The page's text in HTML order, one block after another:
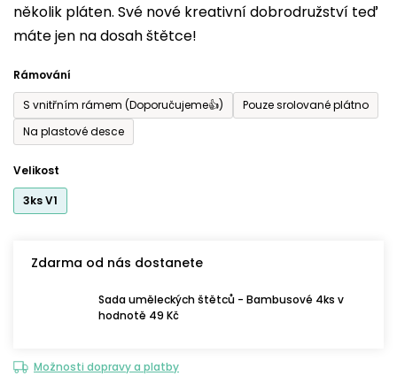
několik pláten. Své nové kreativní dobrodružství teď
máte jen na dosah štětce!
Rámování
S vnitřním rámem (Doporučujeme👍)
Pouze srolované plátno
Na plastové desce
Velikost
3ks V1
Zdarma od nás dostanete
Sada uměleckých štětců - Bambusové 4ks v
hodnotě 49 Kč
Možnosti dopravy a platby